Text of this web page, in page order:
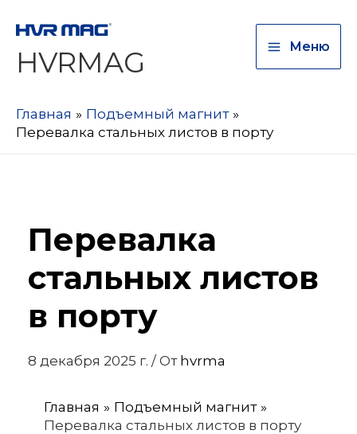
HVRMAG Меню
Главная
Подъемный магнит
Перевалка стальных листов в порту
Перевалка
стальных листов
в порту
8 декабря 2025 г. / От hvrma
Главная
Подъемный магнит
Перевалка стальных листов в порту